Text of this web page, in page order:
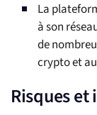
La
à son
de
crypto et
Risques